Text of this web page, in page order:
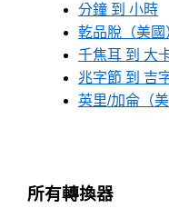
分鐘 到 小時
乾品脫（美國
千焦耳 到 大
兆字節 到 吉
英里/加侖（
所有轉換器